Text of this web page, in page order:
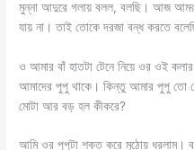
মুন্না আদুরে গলায় বলল, বলছি। আজ আমরা
যায় না। তাই তোকে দরজা বন্ধ করতে
ও আমার বাঁ হাতটা টেনে নিয়ে ওর ওই
আমাদের পুপু থাকে। কিন্তু আমার পুপু তো
মোটা আর বড় হল কীকরে?
আমি ওর পুপুটা শক্ত করে মুঠোয় ধরলাম।